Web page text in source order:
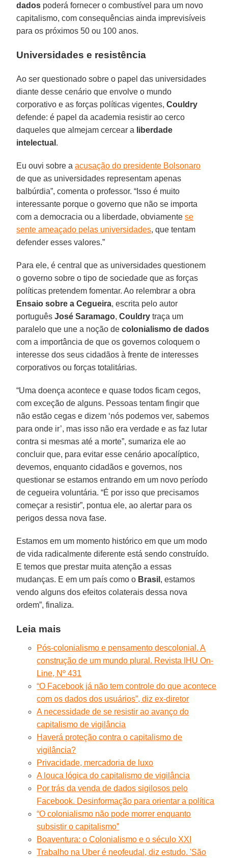
dados poderá fornecer o combustível para um novo
capitalismo, com consequências ainda imprevisíveis
para os próximos 50 ou 100 anos.
Universidades e resistência
Ao ser questionado sobre o papel das universidades
diante desse cenário que envolve o mundo
corporativo e as forças políticas vigentes,Couldry
defende: é papel da academia resistir ao cerco
daqueles que almejam cercear a liberdade
intelectual .
Eu ouvi sobre aacusação do presidente Bolsonaro
de que as universidades representam apenas
balbúrdia”, comenta o professor. “Isso é muito
interessante porque o governo que não se importa
com a democracia ou a liberdade, obviamentese
sente ameaçado pelas universidades, que tentam
defender esses valores.”
Para ele, é central que as universidades questionem
o governo sobre o tipo de sociedade que as forças
políticas pretendem fomentar. Ao relembrar a obra
Ensaio sobre a Cegueira, escrita pelo autor
portuguêsJosé Saramago,Couldry traça um
paralelo que une a noção decolonialismo de dados
com a importância de que os governos coloquem o
interesse dos seus cidadãos à frente de interesses
corporativos ou forças totalitárias.
“Uma doença acontece e quase todos ficam cegos,
com exceção de alguns. Pessoas tentam fingir que
não estão cegas e dizem ‘nós podemos ver, sabemos
para onde ir’, mas isso não era verdade e as faz lutar
contra si mesmas até a morte”, sumariza ele ao
concluir que, para evitar esse cenário apocalíptico,
devemos, enquanto cidadãos e governos, nos
questionar se estamos entrando em um novo período
de cegueira voluntária. “É por isso que precisamos
começar a resistir”, pontua ele, ao alertar para os
perigos dessa nova fase.
Estamos em um momento histórico em que um modo
de vida radicalmente diferente está sendo construído.
E temos que prestar muita atenção a essas
mudanças. E em um país como o Brasil , estamos
vendo alguns dos efeitos colaterais dessa nova
ordem”, finaliza.
Leia mais
Pós-colonialismo e pensamento descolonial. A
construção de um mundo plural. Revista IHU On-
Line, Nº 431
“O Facebook já não tem controle do que acontece
com os dados dos usuários”, diz ex-diretor
A necessidade de se resistir ao avanço do
capitalismo de vigilância
Haverá proteção contra o capitalismo de
vigilância?
Privacidade, mercadoria de luxo
A louca lógica do capitalismo de vigilância
Por trás da venda de dados sigilosos pelo
Facebook. Desinformação para orientar a política
“O colonialismo não pode morrer enquanto
subsistir o capitalismo”
Boaventura: o Colonialismo e o século XXI
Trabalho na Uber é neofeudal, diz estudo. 'São